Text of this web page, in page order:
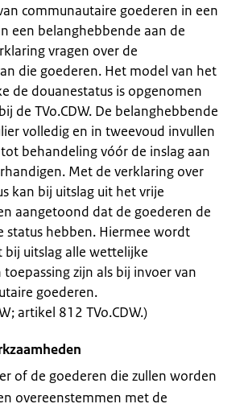
communautaire goederen in een
een belanghebbende aan de
vragen over de
die goederen. Het model van het
de douanestatus is opgenomen
de TVo.CDW. De belanghebbende
volledig en in tweevoud invullen
behandeling vóór de inslag aan
Met de verklaring over
kan bij uitslag uit het vrije
aangetoond dat de goederen de
status hebben. Hiermee wordt
uitslag alle wettelijke
zijn als bij invoer van
goederen.
artikel 812 TVo.CDW.)
of de goederen die zullen worden
overeenstemmen met de